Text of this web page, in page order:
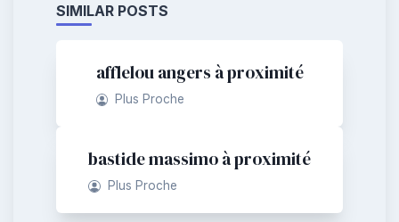
SIMILAR POSTS
afflelou angers à proximité
Plus Proche
bastide massimo à proximité
Plus Proche